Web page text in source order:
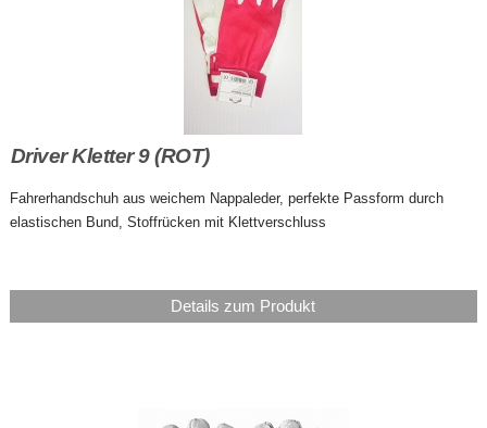
Driver Kletter 9 (ROT)
Fahrerhandschuh aus weichem Nappaleder, perfekte Passform durch
elastischen Bund, Stoffrücken mit Klettverschluss
Details zum Produkt